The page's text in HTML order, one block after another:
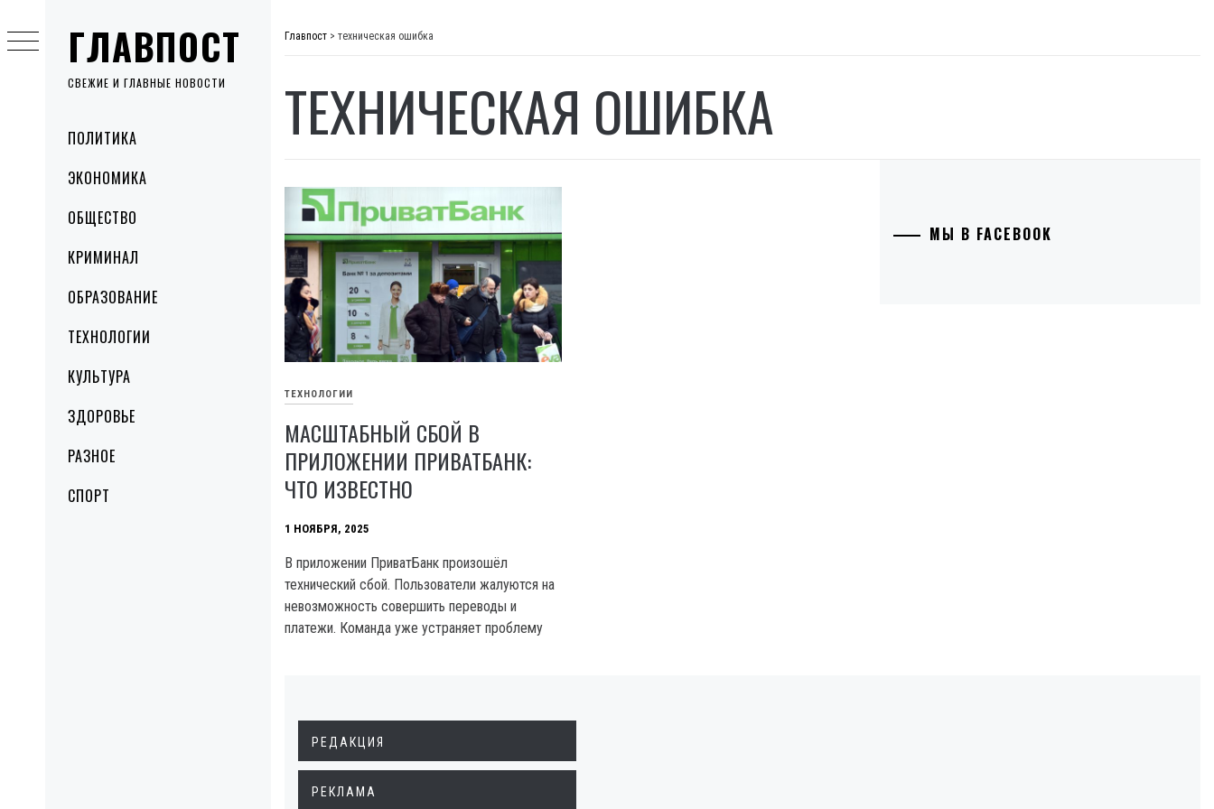
ГЛАВПОСТ
СВЕЖИЕ И ГЛАВНЫЕ НОВОСТИ
MenuПОЛИТИКА
ЭКОНОМИКА
ОБЩЕСТВО
КРИМИНАЛ
ОБРАЗОВАНИЕ
ТЕХНОЛОГИИ
КУЛЬТУРА
ЗДОРОВЬЕ
РАЗНОЕ
СПОРТ
to
content
Главпост > техническая ошибка
ТЕХНИЧЕСКАЯ ОШИБКА
ТЕХНОЛОГИИ
МАСШТАБНЫЙ СБОЙ В
ПРИЛОЖЕНИИ ПРИВАТБАНК:
ЧТО ИЗВЕСТНО
1 НОЯБРЯ, 2025
В приложении ПриватБанк произошёл
технический сбой. Пользователи жалуются на
невозможность совершить переводы и
платежи. Команда уже устраняет проблему
МЫ В FACEBOOK
РЕДАКЦИЯ
РЕКЛАМА